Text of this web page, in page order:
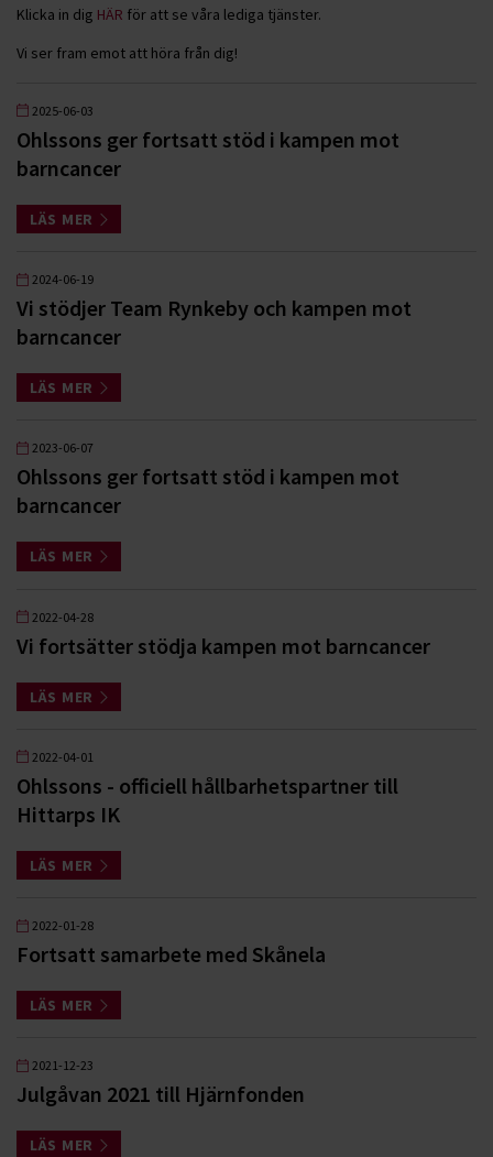
Klicka in dig HÄR för att se våra lediga tjänster.
Vi ser fram emot att höra från dig!
2025-06-03
Ohlssons ger fortsatt stöd i kampen mot
barncancer
LÄS MER
2024-06-19
Vi stödjer Team Rynkeby och kampen mot
barncancer
LÄS MER
2023-06-07
Ohlssons ger fortsatt stöd i kampen mot
barncancer
LÄS MER
2022-04-28
Vi fortsätter stödja kampen mot barncancer
LÄS MER
2022-04-01
Ohlssons - officiell hållbarhetspartner till
Hittarps IK
LÄS MER
2022-01-28
Fortsatt samarbete med Skånela
LÄS MER
2021-12-23
Julgåvan 2021 till Hjärnfonden
LÄS MER